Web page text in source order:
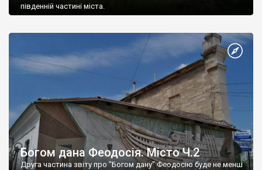
південній частині міста.
Богом дана Феодосія. Місто Ч.2
Друга частина звіту про "Богом дану" Феодосію буде не менш